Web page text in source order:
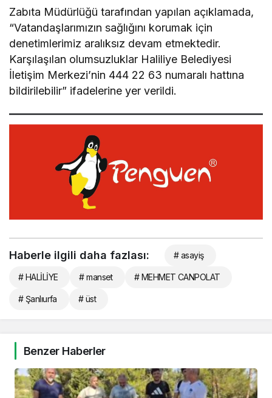
Zabıta Müdürlüğü tarafından yapılan açıklamada,
“Vatandaşlarımızın sağlığını korumak için
denetimlerimiz aralıksız devam etmektedir.
Karşılaşılan olumsuzluklar Haliliye Belediyesi
İletişim Merkezi’nin 444 22 63 numaralı hattına
bildirilebilir” ifadelerine yer verildi.
Haberle ilgili daha fazlası: # asayiş
# HALİLİYE # manset # MEHMET CANPOLAT
# Şanlıurfa # üst
Benzer Haberler